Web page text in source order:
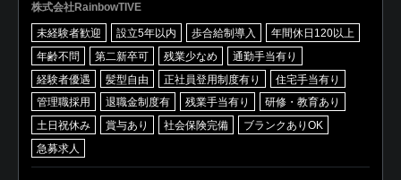
株式会社RainbowTIVE
未経験者歓迎 設立5年以内 歩合給制導入
年間休日120以上
年齢不問
第二新卒可 残業少なめ
通勤手当有り
経験者優遇
髪型自由 正社員登用制度有り
住宅手当有り
管理職採用
退職金制度有 残業手当有り
研修・教育あり
土日祝休み
賞与あり 社会保険完備
ブランクありOK
急募求人